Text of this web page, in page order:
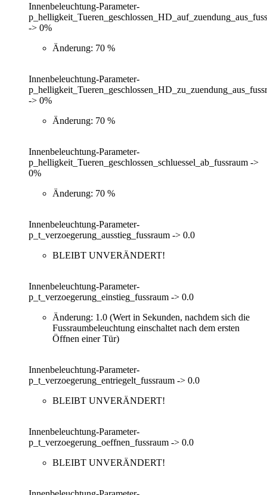
Innenbeleuchtung-Parameter-
-> 0%
Änderung: 70 %
Innenbeleuchtung-Parameter-
-> 0%
Änderung: 70 %
Innenbeleuchtung-Parameter-
p_helligkeit_Tueren_geschlossen_schluessel_ab_fussraum ->
0%
Änderung: 70 %
Innenbeleuchtung-Parameter-
p_t_verzoegerung_ausstieg_fussraum -> 0.0
BLEIBT UNVERÄNDERT!
Innenbeleuchtung-Parameter-
p_t_verzoegerung_einstieg_fussraum -> 0.0
Änderung: 1.0 (Wert in Sekunden, nachdem sich die
Fussraumbeleuchtung einschaltet nach dem ersten
Öffnen einer Tür)
Innenbeleuchtung-Parameter-
p_t_verzoegerung_entriegelt_fussraum -> 0.0
BLEIBT UNVERÄNDERT!
Innenbeleuchtung-Parameter-
p_t_verzoegerung_oeffnen_fussraum -> 0.0
BLEIBT UNVERÄNDERT!